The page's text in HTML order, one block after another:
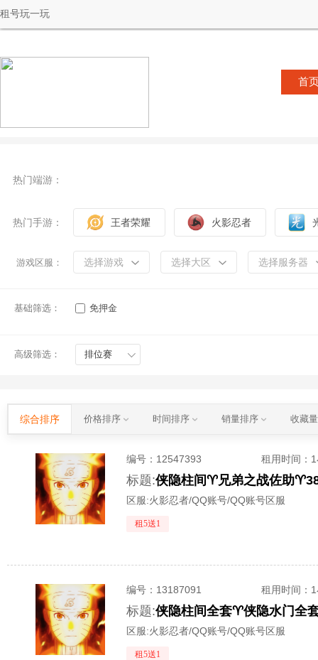
租号玩一玩
首
热门端游：
热门手游： 王者荣耀 火影忍者
游戏区服： 选择游戏 选择大区 选择服务器
基础筛选： 免押金
高级筛选： 排位赛
综合排序 价格排序 时间排序 销量排序 收藏
编号： 12547393 租用时间 ：
标题:侠隐柱间♈兄弟之战佐助
区服:火影忍者/QQ账号/QQ账号区服
租5送1
编号： 13187091 租用时间 ：
标题:侠隐柱间全套♈️侠隐水门全
区服:火影忍者/QQ账号/QQ账号区服
租5送1